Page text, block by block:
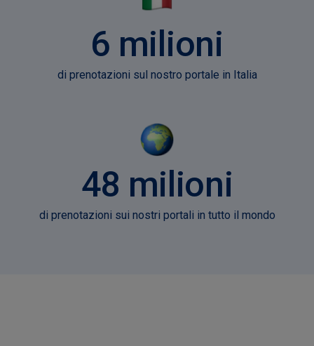
6 milioni
di prenotazioni sul nostro portale in Italia
48 milioni
di prenotazioni sui nostri portali in tutto il mondo